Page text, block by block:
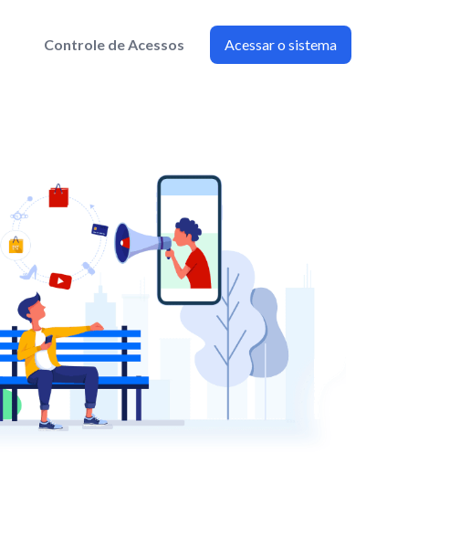
Controle de Acessos Acessar o sistema